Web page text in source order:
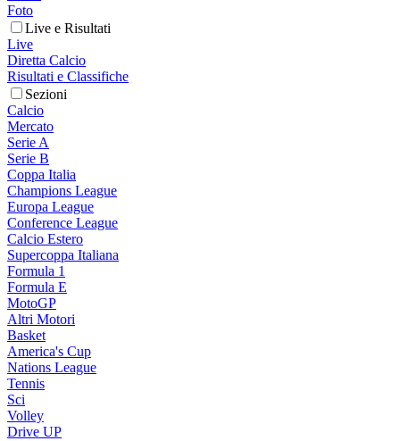
Foto
Live e Risultati
Live
Diretta Calcio
Risultati e Classifiche
Sezioni
Calcio
Mercato
Serie A
Serie B
Coppa Italia
Champions League
Europa League
Conference League
Calcio Estero
Supercoppa Italiana
Formula 1
Formula E
MotoGP
Altri Motori
Basket
America's Cup
Nations League
Tennis
Sci
Volley
Drive UP